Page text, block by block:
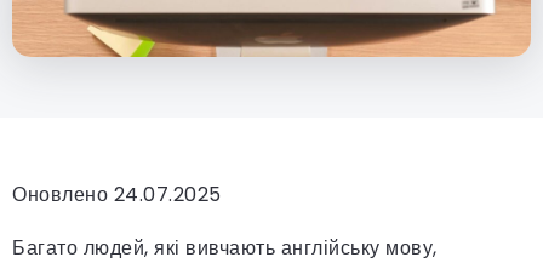
Оновлено 24.07.2025
Багато людей, які вивчають англійську мову,